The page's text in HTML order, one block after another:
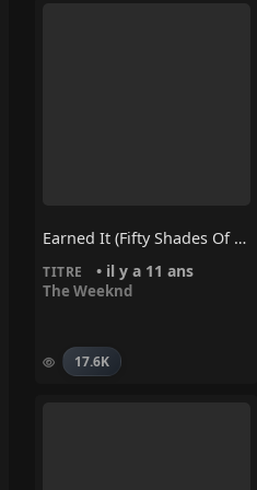
Earned It (Fifty Shades Of Grey)
TITRE • il y a 11 ans
The Weeknd
17.6K